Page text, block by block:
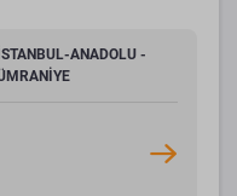
ANADOLU -